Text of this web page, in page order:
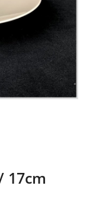
17cm